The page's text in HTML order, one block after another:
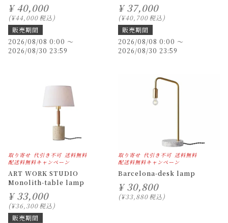
¥ 40,000
¥44,000税込
販売期間
2026/08/08 0:00 〜
2026/08/30 23:59
¥ 37,000
¥40,700税込
販売期間
2026/08/08 0:00 〜
2026/08/30 23:59
取り寄せ 代引き不可 送料無料
配送料無料キャンペーン
ART WORK STUDIO
Monolith-table lamp
¥ 33,000
¥36,300税込
販売期間
取り寄せ 代引き不可 送料無料
配送料無料キャンペーン
Barcelona-desk lamp
¥ 30,800
¥33,880税込